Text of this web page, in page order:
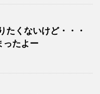
たくないけど・・・
ったよー